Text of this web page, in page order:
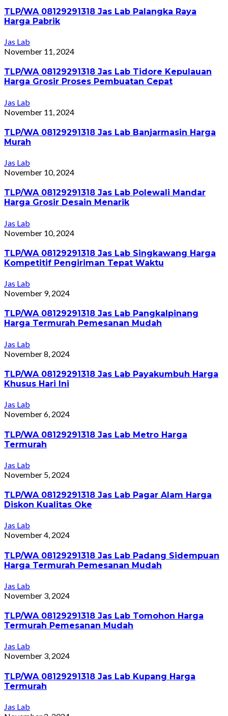
TLP/WA 08129291318 Jas Lab Palangka Raya
Harga Pabrik
Jas Lab
November 11, 2024
TLP/WA 08129291318 Jas Lab Tidore Kepulauan
Harga Grosir Proses Pembuatan Cepat
Jas Lab
November 11, 2024
TLP/WA 08129291318 Jas Lab Banjarmasin Harga
Murah
Jas Lab
November 10, 2024
TLP/WA 08129291318 Jas Lab Polewali Mandar
Harga Grosir Desain Menarik
Jas Lab
November 10, 2024
TLP/WA 08129291318 Jas Lab Singkawang Harga
Kompetitif Pengiriman Tepat Waktu
Jas Lab
November 9, 2024
TLP/WA 08129291318 Jas Lab Pangkalpinang
Harga Termurah Pemesanan Mudah
Jas Lab
November 8, 2024
TLP/WA 08129291318 Jas Lab Payakumbuh Harga
Khusus Hari Ini
Jas Lab
November 6, 2024
TLP/WA 08129291318 Jas Lab Metro Harga
Termurah
Jas Lab
November 5, 2024
TLP/WA 08129291318 Jas Lab Pagar Alam Harga
Diskon Kualitas Oke
Jas Lab
November 4, 2024
TLP/WA 08129291318 Jas Lab Padang Sidempuan
Harga Termurah Pemesanan Mudah
Jas Lab
November 3, 2024
TLP/WA 08129291318 Jas Lab Tomohon Harga
Termurah Pemesanan Mudah
Jas Lab
November 3, 2024
TLP/WA 08129291318 Jas Lab Kupang Harga
Termurah
Jas Lab